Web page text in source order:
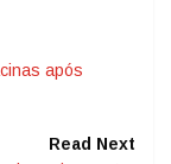
após
Read Next